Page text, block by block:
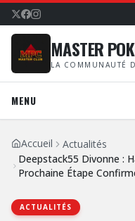
MASTER
LA COMMUNAUTÉ
MENU
Accueil
Actualités
Deepstack55 Divonne :
Prochaine Étape
ACTUALITÉS